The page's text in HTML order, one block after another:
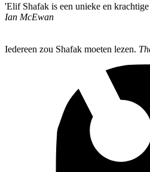
'Elif Shafak is een unieke en
Ian McEwan
Iedereen zou Shafak moeten lezen.